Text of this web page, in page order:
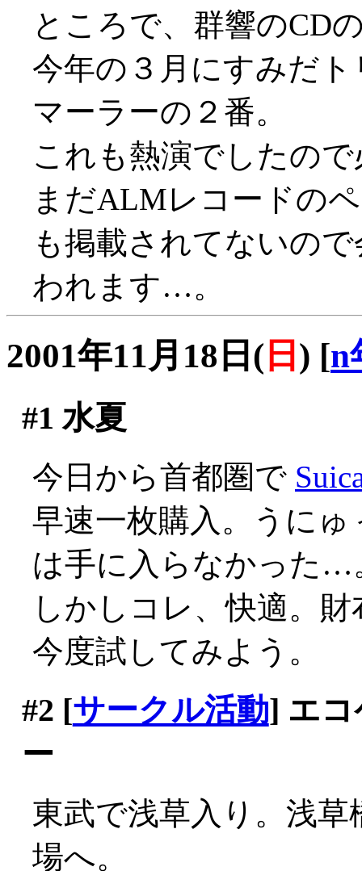
ところで、群響のCD
今年の３月にすみだ
マーラーの２番。
これも熱演でしたの
まだALMレコードの
も掲載されてないの
われます…。
2001年11月18日( 日 ) [n
#1 水夏
今日から首都圏で
早速一枚購入。うに
は手に入らなかった…
しかしコレ、快適。
今度試してみよう。
#2 [サークル活動] エ
ー
東武で浅草入り。浅
場へ。